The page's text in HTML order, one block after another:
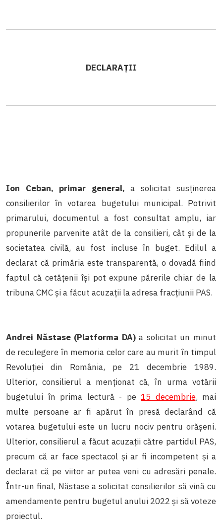
DECLARAȚII
Ion Ceban, primar general, a solicitat susținerea
consilierilor în votarea bugetului municipal. Potrivit
primarului, documentul a fost consultat amplu, iar
propunerile parvenite atât de la consilieri, cât și de la
societatea civilă, au fost incluse în buget. Edilul a
declarat că primăria este transparentă, o dovadă fiind
faptul că cetățenii își pot expune părerile chiar de la
tribuna CMC și a făcut acuzații la adresa fracțiunii PAS.
Andrei Năstase (Platforma DA)a solicitat un minut
de reculegere în memoria celor care au murit în timpul
Revoluției din România, pe 21 decembrie 1989.
Ulterior, consilierul a menționat că, în urma votării
bugetului în prima lectură - pe 15 decembrie, mai
multe persoane ar fi apărut în presă declarând că
votarea bugetului este un lucru nociv pentru orășeni.
Ulterior, consilierul a făcut acuzații către partidul PAS,
precum că ar face spectacol și ar fi incompetent și a
declarat că pe viitor ar putea veni cu adresări penale.
Într-un final, Năstase a solicitat consilierilor să vină cu
amendamente pentru bugetul anului 2022 și să voteze
proiectul.